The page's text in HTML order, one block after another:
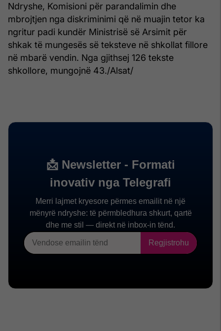
Ndryshe, Komisioni për parandalimin dhe
mbrojtjen nga diskriminimi që në muajin tetor ka
ngritur padi kundër Ministrisë së Arsimit për
shkak të mungesës së teksteve në shkollat ​​fillore
në mbarë vendin. Nga gjithsej 126 tekste
shkollore, mungojnë 43./Alsat/